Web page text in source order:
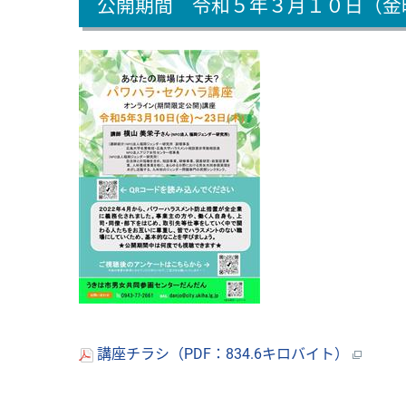
公開期間 令和５年３月１０日（金
講座チラシ（PDF：834.6キロバイト）